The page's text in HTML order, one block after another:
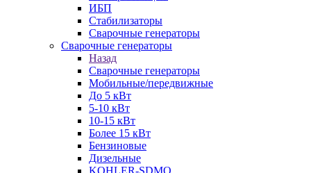
ИБП
Стабилизаторы
Сварочные генераторы
Сварочные генераторы
Назад
Сварочные генераторы
Мобильные/передвижные
До 5 кВт
5-10 кВт
10-15 кВт
Более 15 кВт
Бензиновые
Дизельные
KOHLER-SDMO